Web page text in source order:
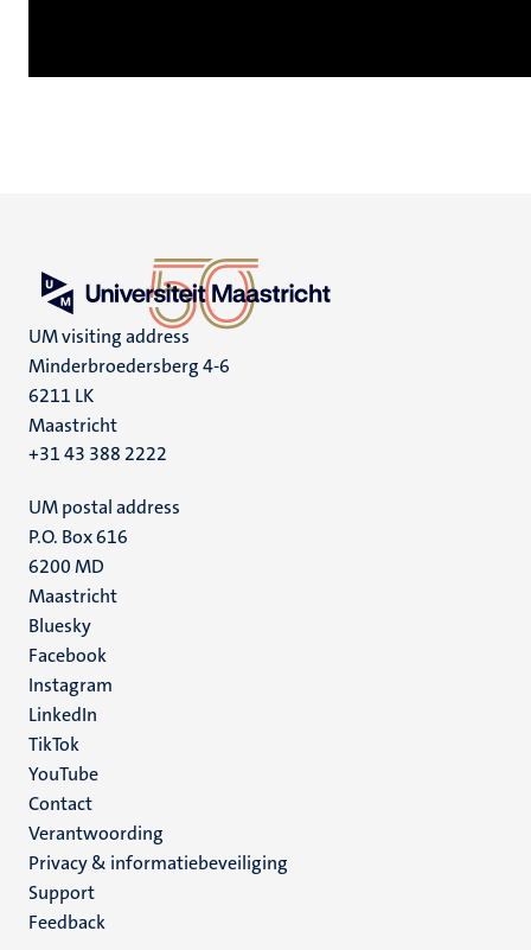
UM visiting address
Minderbroedersberg 4-6
6211 LK
Maastricht
+31 43 388 2222
UM postal address
P.O. Box 616
6200 MD
Maastricht
Social
media
Bluesky
Facebook
Instagram
LinkedIn
TikTok
YouTube
Menu
footer
(NL)
Contact
Verantwoording
Privacy & informatiebeveiliging
Support
Feedback